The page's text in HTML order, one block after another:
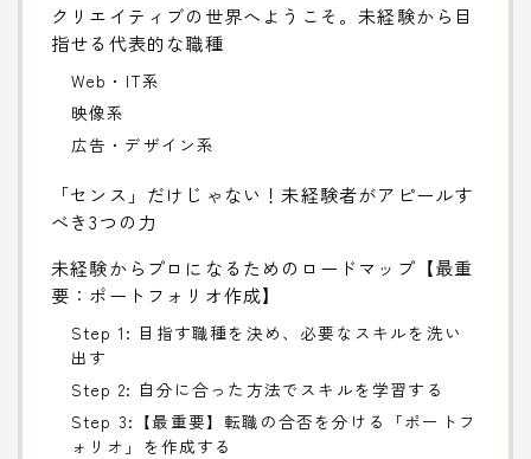
クリエイティブの世界へようこそ。未経験から目
指せる代表的な職種
Web・IT系
映像系
広告・デザイン系
「センス」だけじゃない！未経験者がアピールす
べき3つの力
未経験からプロになるためのロードマップ【最重
要：ポートフォリオ作成】
Step 1: 目指す職種を決め、必要なスキルを洗い
出す
Step 2: 自分に合った方法でスキルを学習する
Step 3:【最重要】転職の合否を分ける「ポートフ
ォリオ」を作成する